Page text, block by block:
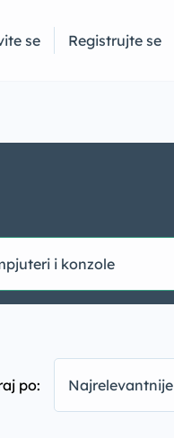
se Registrujte se
i konzole
po: Najrelevantnije